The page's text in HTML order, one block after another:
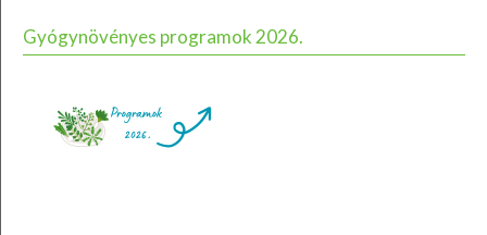
Gyógynövényes programok 2026.